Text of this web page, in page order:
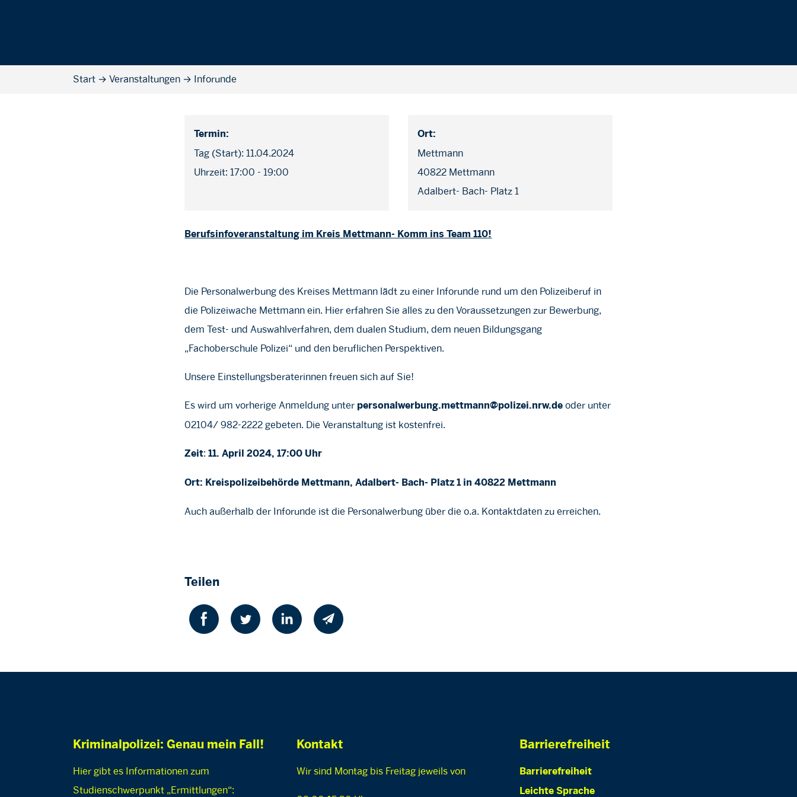
Start → Veranstaltungen → Inforunde
Termin:
Tag (Start): 11.04.2024
Uhrzeit: 17:00 - 19:00
Ort:
Mettmann
40822 Mettmann
Adalbert- Bach- Platz 1
Berufsinfoveranstaltung im Kreis Mettmann- Komm ins Team 110!
Die Personalwerbung des Kreises Mettmann lädt zu einer Inforunde rund um den Polizeiberuf in
die Polizeiwache Mettmann ein. Hier erfahren Sie alles zu den Voraussetzungen zur Bewerbung,
dem Test- und Auswahlverfahren, dem dualen Studium, dem neuen Bildungsgang
„Fachoberschule Polizei“ und den beruflichen Perspektiven.
Unsere Einstellungsberaterinnen freuen sich auf Sie!
Es wird um vorherige Anmeldung unter personalwerbung.mettmann@polizei.nrw.de oder unter
02104/ 982-2222 gebeten. Die Veranstaltung ist kostenfrei.
Zeit:11. April 2024, 17:00 Uhr
Ort: Kreispolizeibehörde Mettmann, Adalbert- Bach- Platz 1 in 40822 Mettmann
Auch außerhalb der Inforunde ist die Personalwerbung über die o.a. Kontaktdaten zu erreichen.
Teilen
Kriminalpolizei: Genau mein Fall!
Hier gibt es Informationen zum
Studienschwerpunkt „Ermittlungen“:
Kontakt
Wir sind Montag bis Freitag jeweils von
Barrierefreiheit
Barrierefreiheit
Leichte Sprache